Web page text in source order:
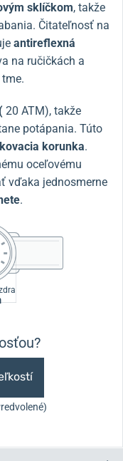
sklíčkom, takže
Čitateľnosť na
antireflexná
na ručičkách a
20 ATM), takže
potápania. Túto
korunka.
oceľovému
vďaka jednosmerne
.